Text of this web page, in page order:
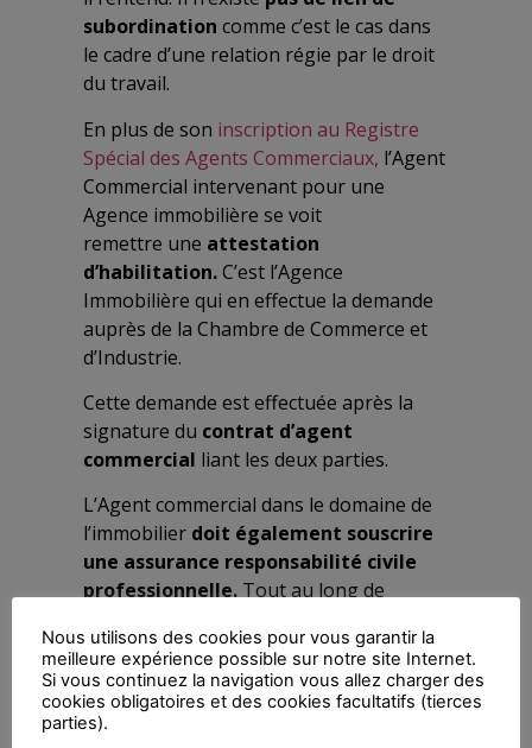
subordination comme c’est le cas dans
le cadre d’une relation régie par le droit
du travail.
En plus de son inscription au Registre
Spécial des Agents Commerciaux, l’Agent
Commercial intervenant pour une
Agence immobilière se voit
remettre une attestation
d’habilitation.C’est l’Agence
Immobilière qui en effectue la demande
auprès de la Chambre de Commerce et
d’Industrie.
Cette demande est effectuée après la
signature du contrat d’agent
commercial liant les deux parties.
L’Agent commercial dans le domaine de
l’immobilier doit également souscrire
une assurance responsabilité civile
professionnelle. Tout au long de
suivre une formation professionnelle
continueà raison de 14 heures par an
ou 42 heures au cours de trois années
consécutives.
Nous utilisons des cookies pour vous garantir la
meilleure expérience possible sur notre site Internet.
Si vous continuez la navigation vous allez charger des
cookies obligatoires et des cookies facultatifs (tierces
parties).